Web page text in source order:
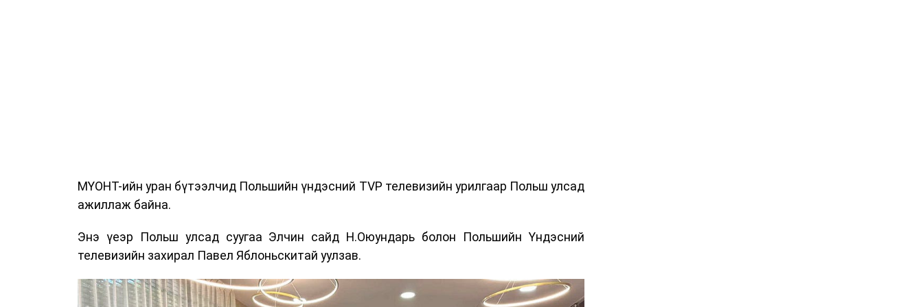
МҮОНТ-ийн уран бүтээлчид Польшийн үндэсний TVP телевизийн урилгаар Польш улсад
ажиллаж байна.
Энэ үеэр Польш улсад суугаа Элчин сайд Н.Оюундарь болон Польшийн Үндэсний
телевизийн захирал Павел Яблоньскитай уулзав.